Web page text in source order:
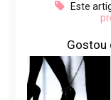
Este
Gostou